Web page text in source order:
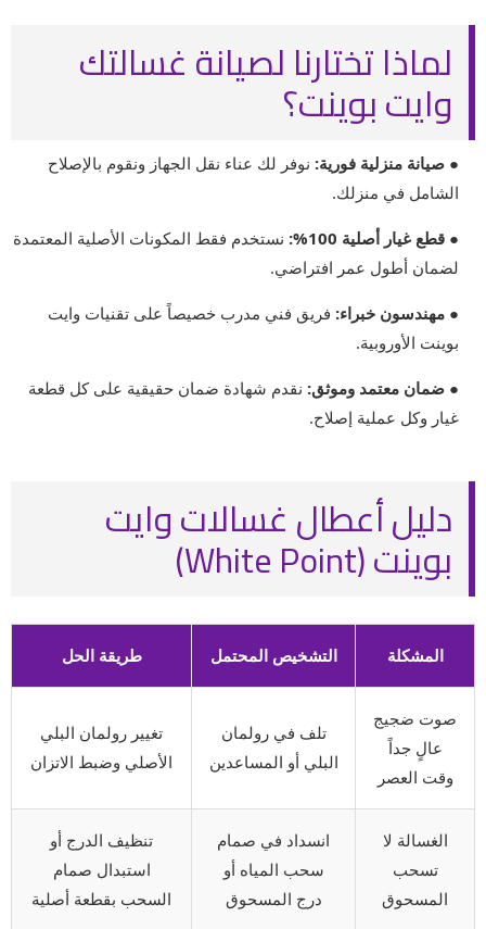
لماذا تختارنا لصيانة غسالتك
وايت بوينت؟
● صيانة منزلية فورية: نوفر لك عناء نقل الجهاز ونقوم بالإصلاح
الشامل في منزلك.
● قطع غيار أصلية 100%:
نستخدم فقط المكونات الأصلية المعتمدة
لضمان أطول عمر افتراضي.
● مهندسون خبراء: فريق فني مدرب خصيصاً على تقنيات وايت
بوينت الأوروبية.
● ضمان معتمد وموثق: نقدم شهادة ضمان حقيقية على كل قطعة
غيار وكل عملية إصلاح.
دليل أعطال غسالات وايت
بوينت (White Point)
المشكلة التشخيص المحتمل طريقة الحل
صوت ضجيج
عالٍ جداً
وقت العصر
تلف في رولمان
البلي أو المساعدين
تغيير رولمان البلي
الأصلي وضبط الاتزان
الغسالة لا
تسحب
المسحوق
انسداد في صمام
سحب المياه أو
درج المسحوق
تنظيف الدرج أو
استبدال صمام
السحب بقطعة أصلية